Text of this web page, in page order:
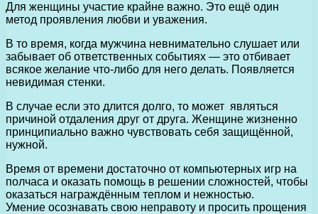
Для женщины участие крайне важно. Это ещё один
метод проявления любви и уважения.
В то время, когда мужчина невнимательно слушает или
забывает об ответственных событиях — это отбивает
всякое желание что-либо для него делать. Появляется
невидимая стенки.
В случае если это длится долго, то может являться
причиной отдаления друг от друга. Женщине жизненно
принципиально важно чувствовать себя защищённой,
нужной.
Время от времени достаточно от компьютерных игр на
полчаса и оказать помощь в решении сложностей, чтобы
оказаться награждённым теплом и нежностью.
Умение осознавать свою неправоту и просить прощения